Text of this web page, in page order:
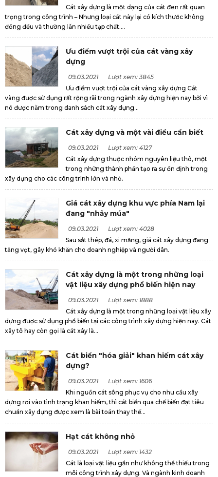
Cát xây dựng là một dạng của cát đen rất quan
trọng trong công trình – Nhưng loại cát này lại có kích thước không
đồng đều và thường lẫn nhiều tạp chất....
Ưu điểm vượt trội của cát vàng xây
dựng
09.03.2021
Lượt xem: 3845
Ưu điểm vượt trội của cát vàng xây dựng Cát
vàng được sử dụng rất rộng rãi trong ngành xây dựng hiện nay bởi vì
nó được nằm trong danh sách cát xây dựng...
Cát xây dựng và một vài điều cần biết
09.03.2021
Lượt xem: 4127
Cát xây dựng thuộc nhóm nguyên liệu thô, một
trong những thành phần tạo ra sự ổn định trong
xây dựng cho các công trình lớn và nhỏ.
Giá cát xây dựng khu vực phía Nam lại
đang "nhảy múa"
09.03.2021
Lượt xem: 4028
Sau sắt thép, đá, xi măng, giá cát xây dựng đang
tăng vọt, gây khó khăn cho doanh nghiệp và người dân.
Cát xây dựng là một trong những loại
vật liệu xây dựng phổ biến hiện nay
09.03.2021
Lượt xem: 1888
Cát xây dựng là một trong những loại vật liệu xây
dựng được sử dụng phổ biến tại các công trình xây dựng hiện nay. Cát
xây tô hay còn gọi là cát xây là...
Cát biển "hóa giải" khan hiếm cát xây
dựng?
09.03.2021
Lượt xem: 1606
Khi nguồn cát sông phục vụ cho nhu cầu xây
dựng rơi vào tình trạng khan hiếm, thì cát biển qua chế biến đạt tiêu
chuẩn xây dựng được xem là bài toán thay thế...
Hạt cát không nhỏ
09.03.2021
Lượt xem: 1432
Cát là loại vật liệu gần như không thể thiếu trong
mỗi công trình xây dựng. Và ngành kinh doanh